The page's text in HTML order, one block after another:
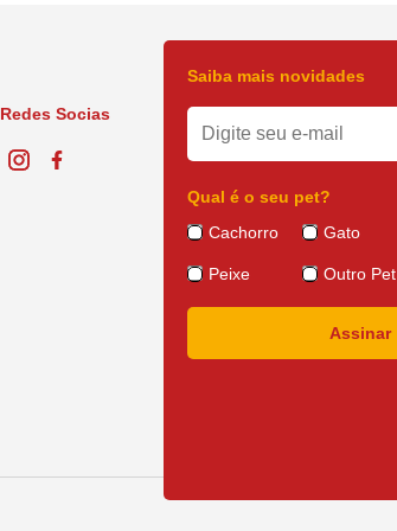
Redes Socias
Saiba mais novidades
Qual é o seu pet?
Cachorro
Gato
Peixe Outro Pet